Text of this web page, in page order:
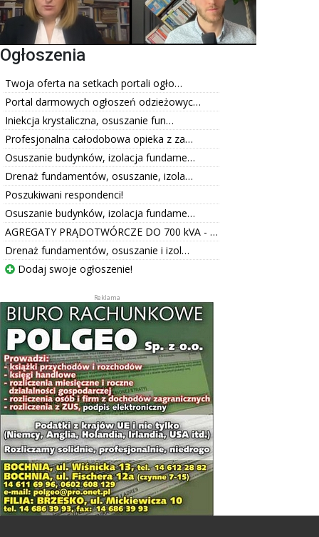
Ogłoszenia
Twoja oferta na setkach portali ogło…
Portal darmowych ogłoszeń odzieżowyc…
Iniekcja krystaliczna, osuszanie fun…
Profesjonalna całodobowa opieka z za…
Osuszanie budynków, izolacja fundame…
Drenaż fundamentów, osuszanie, izola…
Poszukiwani respondenci!
Osuszanie budynków, izolacja fundame…
AGREGATY PRĄDOTWÓRCZE DO 700 kVA - …
Drenaż fundamentów, osuszanie i izol…
Dodaj swoje ogłoszenie!